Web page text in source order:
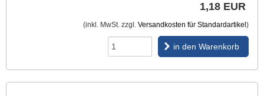
1,18 EUR
(inkl. MwSt. zzgl. Versandkosten für Standardartikel )
in den Warenkorb